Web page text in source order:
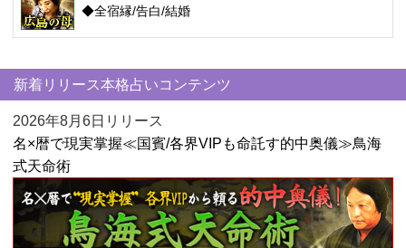
◆全宿縁/告白/結婚
新着リリース本格占いコンテンツ
2026年8月6日リリース
名×暦で現実掌握≪国賓/各界VIPも命託す的中奥儀≫鳥海
式天命術